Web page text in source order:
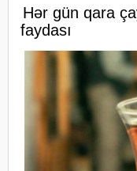
Hər gün qara
faydası